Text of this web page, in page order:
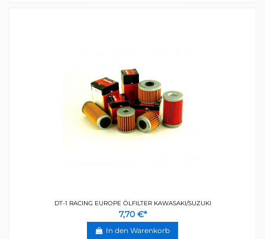
DT-1 RACING EUROPE ÖLFILTER KAWASAKI/SUZUKI
7,70 €*
In den Warenkorb